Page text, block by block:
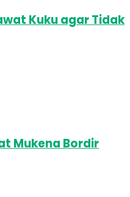
Kuku agar Tidak
Mukena Bordir